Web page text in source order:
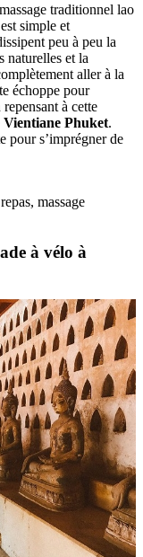
traditionnel lao
simple et
peu à peu la
naturelles et la
aller à la
échoppe pour
à cette
Vientiane Phuket.
pour s’imprégner de
massage
à vélo à